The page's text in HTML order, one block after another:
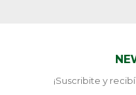
¡Suscribite y